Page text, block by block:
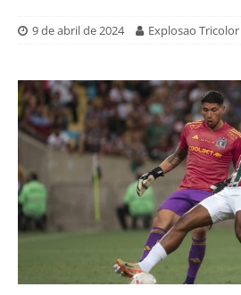
9 de abril de 2024 Explosao Tricolor